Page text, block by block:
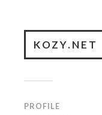
KOZY.NET
PROFILE